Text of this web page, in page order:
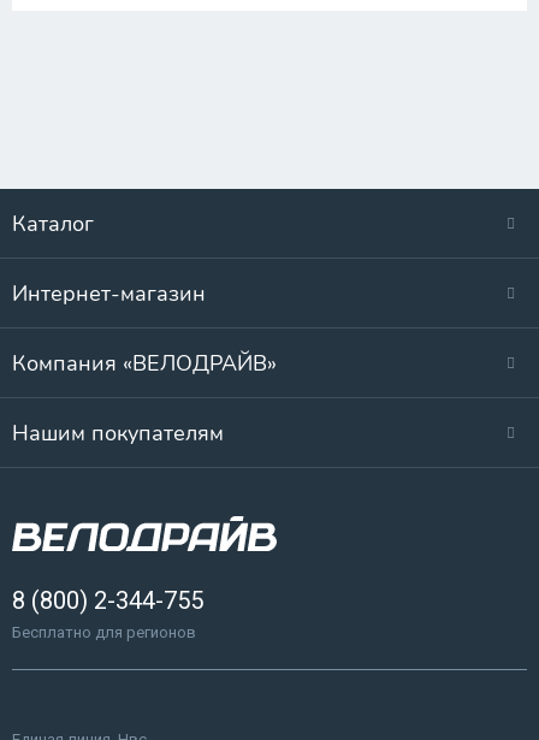
Каталог
Интернет-магазин
Компания «ВЕЛОДРАЙВ»
Нашим покупателям
8 (800) 2-344-755
Бесплатно для регионов